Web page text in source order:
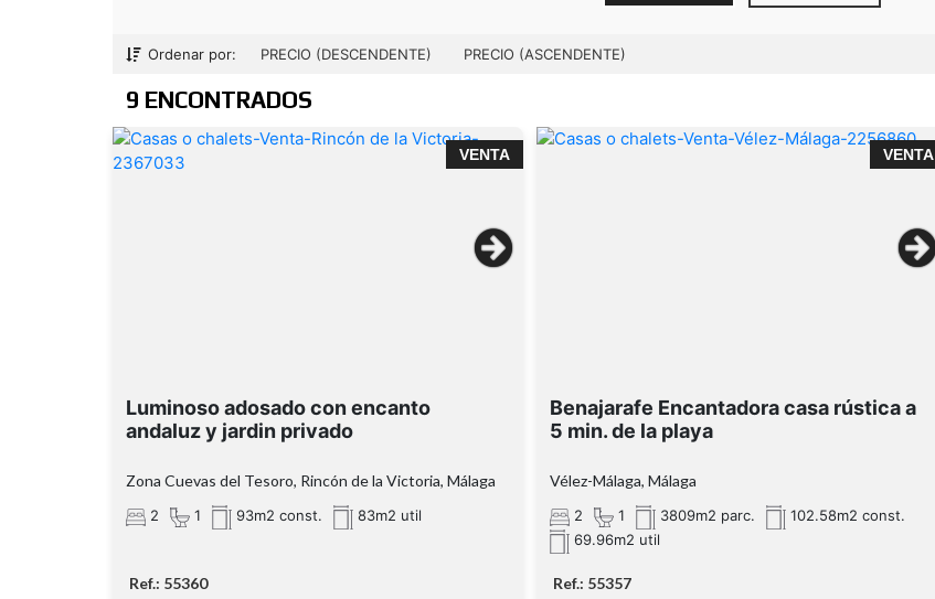
Ordenar por: PRECIO (DESCENDENTE) PRECIO (ASCENDENTE)
9 ENCONTRADOS
VENTA
Luminoso adosado con encanto
andaluz y jardin privado
Zona Cuevas del Tesoro, Rincón de la Victoria, Málaga
2 1 93m2 const. 83m2 util
Ref.: 55360
VENTA
coqueto porche
maravillosas vistas al mar
Benajarafe Encantadora casa rústica a
5 min. de la playa
Vélez-Málaga, Málaga
2 1 3809m2 parc.
102.58m2 const.
69.96m2 util
Ref.: 55357